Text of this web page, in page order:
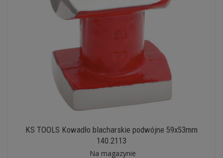
KS TOOLS Kowadło blacharskie podwójne 59x53mm
140.2113
Na magazynie